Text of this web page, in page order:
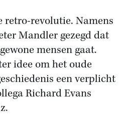
revolutie. Namens
Mandler gezegd dat
mensen gaat.
idee om het oude
een verplicht
Richard Evans